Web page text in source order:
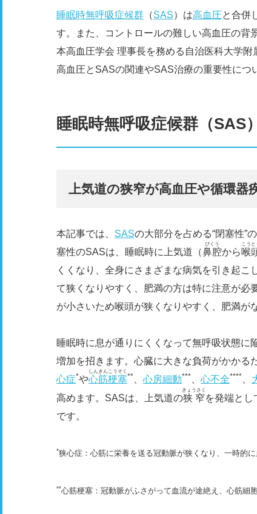
睡眠時無呼吸症候群 （SAS）は高血圧と合併
す。また、コントロールの難しい高血圧の背
本高血圧学会 理事長を務める自治医科大学
高血圧とSASの関連やSAS治療の重要性につ
睡眠時無呼吸症候群（SAS
上気道の狭窄が高血圧や循環器
本記事では、 SASの大部分を占める“閉塞性”の
塞性のSASは、睡眠時に上気道（鼻腔
びくう
から喉
こうと
くくなり、全身にさまざまな病気を引き起
て狭くなりやすく、肥満の方は特に注意が必
が小さいため喉頭が狭くなりやすく、肥満が
睡眠時に息が通りにくくなって無呼吸状態
増加を招きます。心臓に大きな負荷がかかる
心症*や心筋梗塞
しんきんこうそく
** 心房細動*** 心不全****
高めます。SASは、上気道の狭窄
きょうさく
を発端と
です。
*狭心症：心筋に栄養を送る冠動脈が狭くなり、一時的に
**心筋梗塞：冠動脈がふさがって血流が途絶え、心筋細